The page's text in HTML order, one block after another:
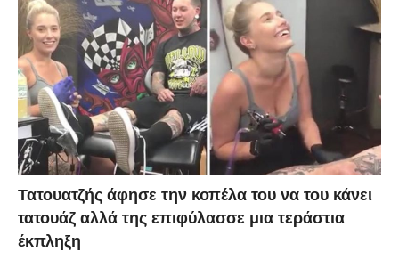
Τατουατζής άφησε την κοπέλα του να του κάνει
τατουάζ αλλά της επιφύλασσε μια τεράστια
έκπληξη